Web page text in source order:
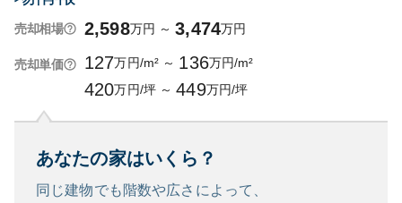
売却相場 2,598万円 ～ 3,474万円
売却単価 127万円/m² ～ 136万円/m²
420万円/坪 ～ 449万円/坪
あなたの家はいくら？
同じ建物でも階数や広さによって、